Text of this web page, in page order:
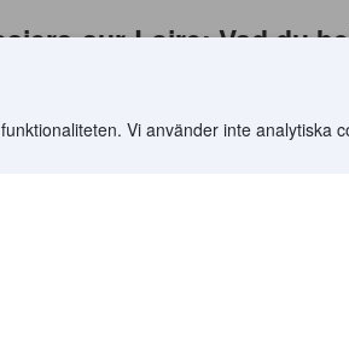
Vi använder inte analytiska
sur-Loire: Vad du
och aktiviteter som du vill besöka och
staden och dess omgivningar.
du behöver veta om